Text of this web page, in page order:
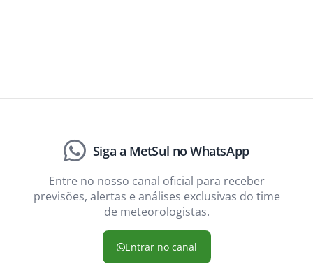
Siga a MetSul no WhatsApp
Entre no nosso canal oficial para receber
previsões, alertas e análises exclusivas do time
de meteorologistas.
Entrar no canal